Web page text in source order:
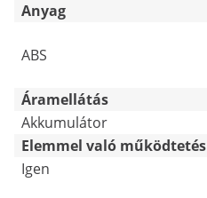
Anyag
ABS
Áramellátás
Akkumulátor
Elemmel való működtetés
Igen